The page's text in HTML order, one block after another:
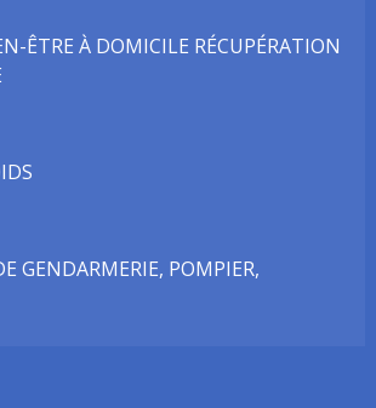
ÊTRE À DOMICILE RÉCUPÉRATION
GENDARMERIE, POMPIER,